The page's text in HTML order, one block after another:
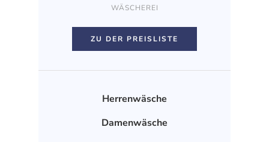
WÄSCHEREI
ZU DER PREISLISTE
Herrenwäsche
Damenwäsche